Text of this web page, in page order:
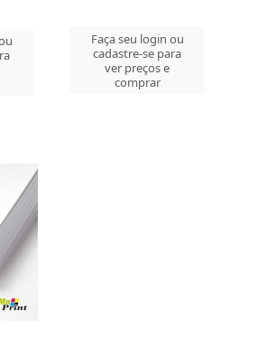
Faça seu login ou
cadastre-se para
ver preços e
comprar